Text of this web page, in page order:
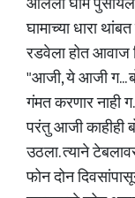
घामाच्या धारा
रडवेला होत आवाज
"आजी, ये आजी ग...
गंमत करणार नाही
परंतु आजी काहीही
उठला. त्याने
फोन दोन